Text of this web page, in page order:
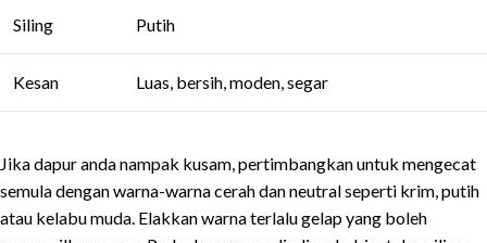
Siling Putih
Kesan Luas, bersih, moden, segar
Jika dapur anda nampak kusam, pertimbangkan untuk mengecat
semula dengan warna-warna cerah dan neutral seperti krim, putih
atau kelabu muda. Elakkan warna terlalu gelap yang boleh